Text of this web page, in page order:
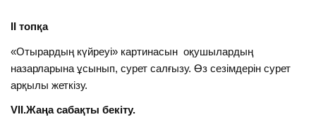
ІІ топқа
«Отырардың күйреуі» картинасын оқушылардың
назарларына ұсынып, сурет салғызу. Өз сезімдерін сурет
арқылы жеткізу.
VІІ.Жаңа сабақты бекіту.